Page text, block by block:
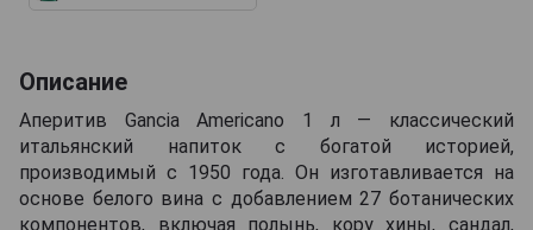
Описание
Аперитив Gancia Americano 1 л — классический
итальянский напиток с богатой историей,
производимый с 1950 года. Он изготавливается на
основе белого вина с добавлением 27 ботанических
компонентов, включая полынь, кору хины, сандал,